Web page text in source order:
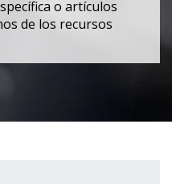
o artículos
de los recursos